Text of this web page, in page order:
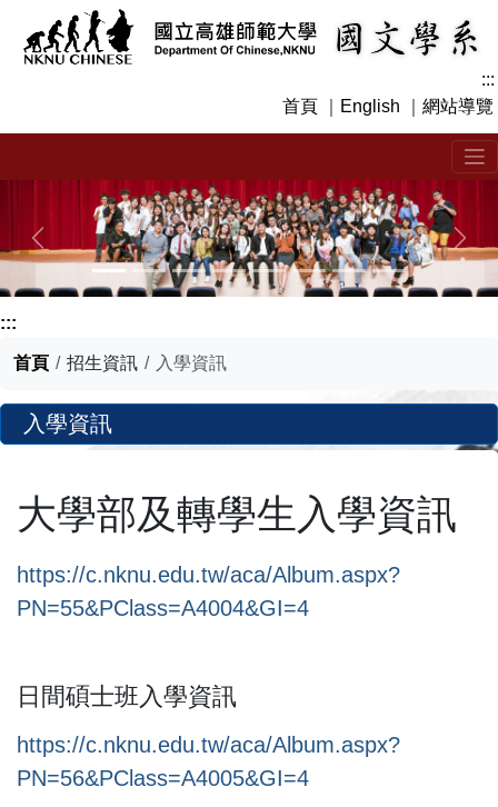
:::
首頁
English 網站導覽
上一張 下一
:::
首頁 招生資訊 入學資訊
入學資訊
大學部及轉學生入學資訊
https://c.nknu.edu.tw/aca/Album.aspx?
PN=55&PClass=A4004&GI=4
日間碩士班入學資訊
https://c.nknu.edu.tw/aca/Album.aspx?
PN=56&PClass=A4005&GI=4